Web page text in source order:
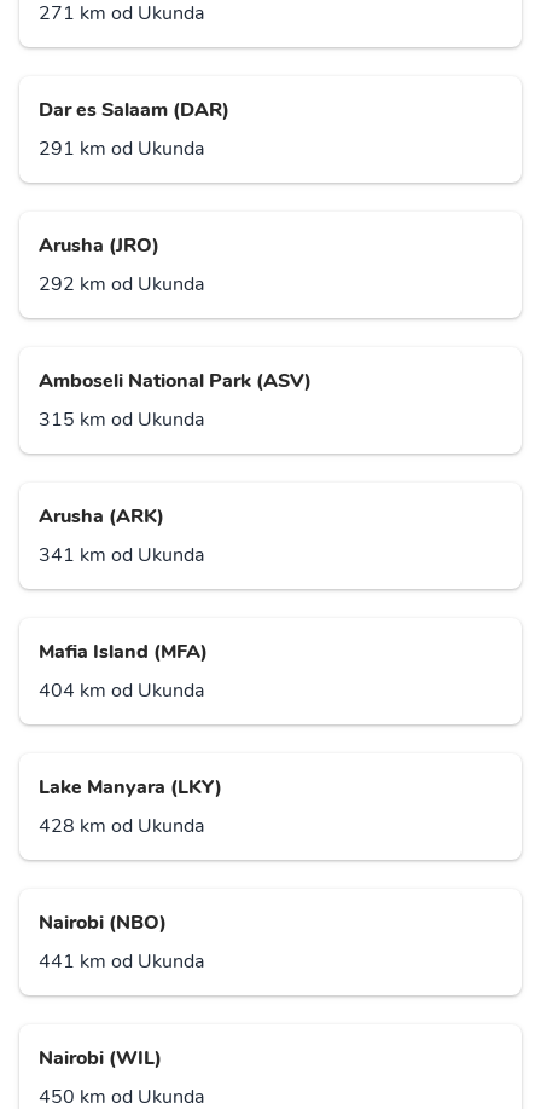
271 km od Ukunda
Dar es Salaam (DAR)
291 km od Ukunda
Arusha (JRO)
292 km od Ukunda
Amboseli National Park (ASV)
315 km od Ukunda
Arusha (ARK)
341 km od Ukunda
Mafia Island (MFA)
404 km od Ukunda
Lake Manyara (LKY)
428 km od Ukunda
Nairobi (NBO)
441 km od Ukunda
Nairobi (WIL)
450 km od Ukunda